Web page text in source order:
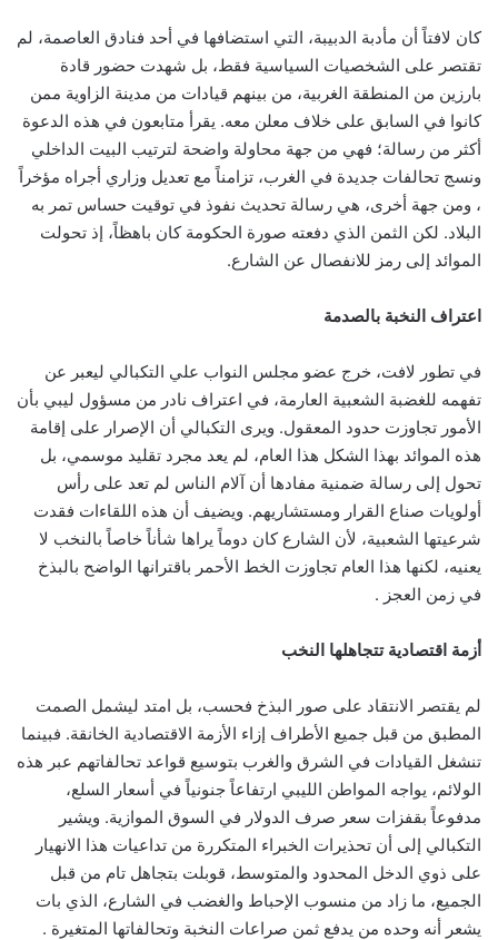
كان لافتاً أن مأدبة الدبيبة، التي استضافها في أحد فنادق العاصمة، لم
تقتصر على الشخصيات السياسية فقط، بل شهدت حضور قادة
بارزين من المنطقة الغربية، من بينهم قيادات من مدينة الزاوية ممن
كانوا في السابق على خلاف معلن معه. يقرأ متابعون في هذه الدعوة
أكثر من رسالة؛ فهي من جهة محاولة واضحة لترتيب البيت الداخلي
ونسج تحالفات جديدة في الغرب، تزامناً مع تعديل وزاري أجراه مؤخراً
، ومن جهة أخرى، هي رسالة تحديث نفوذ في توقيت حساس تمر به
البلاد. لكن الثمن الذي دفعته صورة الحكومة كان باهظاً، إذ تحولت
الموائد إلى رمز للانفصال عن الشارع.
اعتراف النخبة بالصدمة
في تطور لافت، خرج عضو مجلس النواب علي التكبالي ليعبر عن
تفهمه للغضبة الشعبية العارمة، في اعتراف نادر من مسؤول ليبي بأن
الأمور تجاوزت حدود المعقول. ويرى التكبالي أن الإصرار على إقامة
هذه الموائد بهذا الشكل هذا العام، لم يعد مجرد تقليد موسمي، بل
تحول إلى رسالة ضمنية مفادها أن آلام الناس لم تعد على رأس
أولويات صناع القرار ومستشاريهم. ويضيف أن هذه اللقاءات فقدت
شرعيتها الشعبية، لأن الشارع كان دوماً يراها شأناً خاصاً بالنخب لا
يعنيه، لكنها هذا العام تجاوزت الخط الأحمر باقترانها الواضح بالبذخ
في زمن العجز .
أزمة اقتصادية تتجاهلها النخب
لم يقتصر الانتقاد على صور البذخ فحسب، بل امتد ليشمل الصمت
المطبق من قبل جميع الأطراف إزاء الأزمة الاقتصادية الخانقة. فبينما
تنشغل القيادات في الشرق والغرب بتوسيع قواعد تحالفاتهم عبر هذه
الولائم، يواجه المواطن الليبي ارتفاعاً جنونياً في أسعار السلع،
مدفوعاً بقفزات سعر صرف الدولار في السوق الموازية. ويشير
التكبالي إلى أن تحذيرات الخبراء المتكررة من تداعيات هذا الانهيار
على ذوي الدخل المحدود والمتوسط، قوبلت بتجاهل تام من قبل
الجميع، ما زاد من منسوب الإحباط والغضب في الشارع، الذي بات
يشعر أنه وحده من يدفع ثمن صراعات النخبة وتحالفاتها المتغيرة .